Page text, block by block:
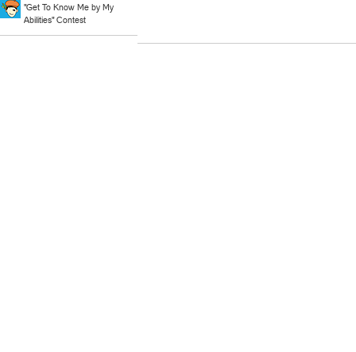
"Get To Know Me by My
Abilities" Contest